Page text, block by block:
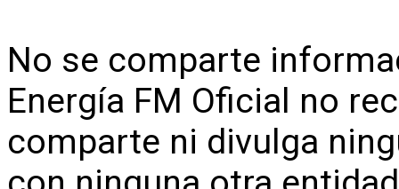
No se comparte
Energía FM Oficial no
comparte ni divulga